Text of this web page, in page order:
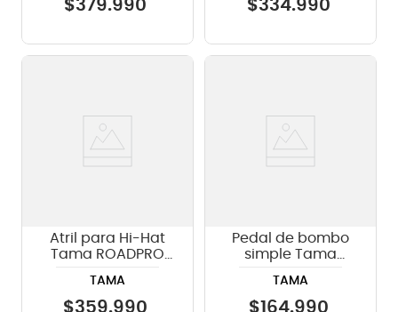
$379.990 $334.990
Atril para Hi-Hat
Tama ROADPRO
HH915D
TAMA
$359.990
Pedal de bombo
simple Tama
TAMA
$164.990